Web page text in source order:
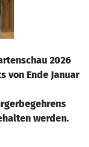
2026
von Ende Januar
werden.